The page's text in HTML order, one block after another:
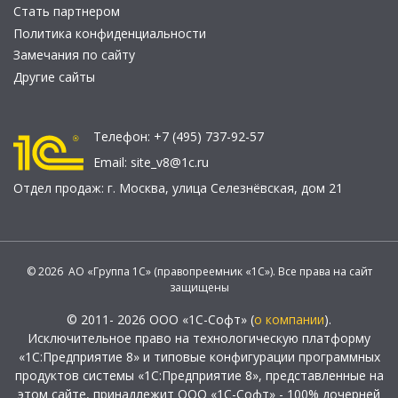
Стать партнером
Политика конфиденциальности
Замечания по сайту
Другие сайты
Телефон: +7 (495) 737-92-57
Email: site_v8@1c.ru
Отдел продаж: г. Москва, улица Селезнёвская, дом 21
© 2026 АО «Группа 1С» (правопреемник «1С»). Все права на сайт
защищены
© 2011- 2026 ООО «1С-Софт» (о компании).
Исключительное право на технологическую платформу
«1С:Предприятие 8» и типовые конфигурации программных
продуктов системы «1С:Предприятие 8», представленные на
этом сайте, принадлежит ООО «1С-Софт» - 100% дочерней